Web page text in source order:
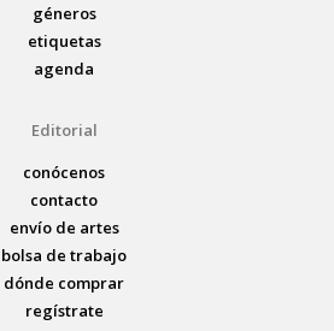
géneros
etiquetas
agenda
Editorial
conócenos
contacto
envío de artes
bolsa de trabajo
dónde comprar
regístrate